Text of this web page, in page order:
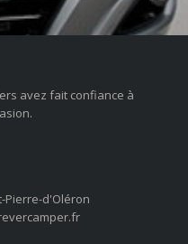
avez fait confiance à
Pierre-d'Oléron